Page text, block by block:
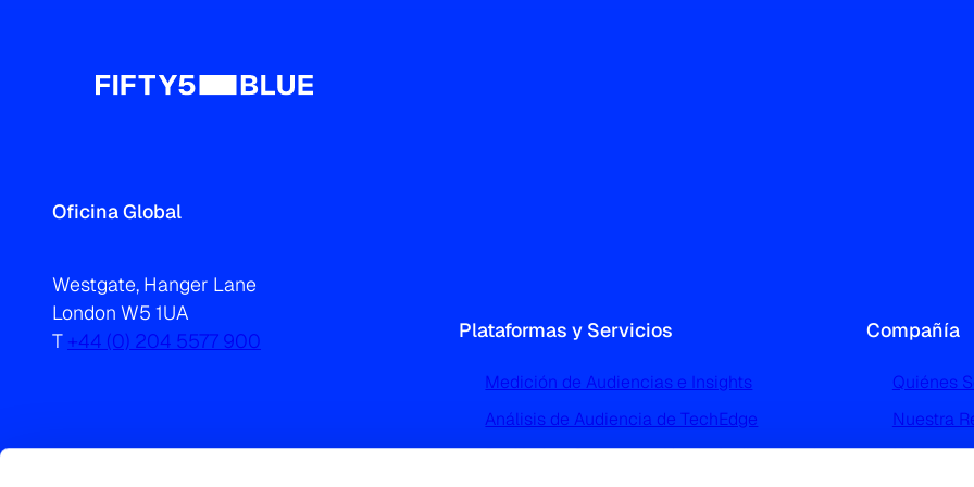
Oficina Global
Westgate, Hanger Lane
London W5 1UA
T +44 (0) 204 5577 900 Plataformas y Servicios
Medición de Audiencias e Insights
Análisis de Audiencia de TechEdge
Perfilado y Segmentación de Audiencias de
Compañía
Quiénes
Nuestra
Noticias y